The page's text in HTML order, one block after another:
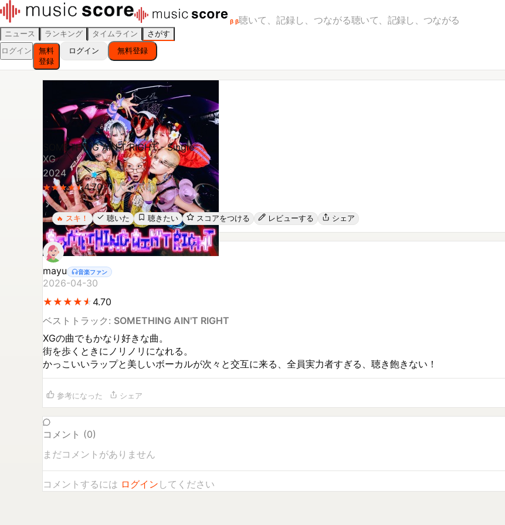
β β聴いて、記録し、つながる聴いて、記録し、つながる
ニュース ランキング タイムライン
さがす
ログイン
無料
登録
ログイン 無料登録
SOMETHING AIN'T RIGHT - Single
XG
2024
★
★★
★★
★★
★★
★4.70（1人が評価）
🔥 スキ！ 聴いた 聴きたい スコアをつける レビューする シェア
mayu 音楽ファン
2026-04-30
★
★★
★★
★★
★★
★ 4.70
ベストトラック: SOMETHING AIN'T RIGHT
XGの曲でもかなり好きな曲。
街を歩くときにノリノリになれる。
かっこいいラップと美しいボーカルが次々と交互に来る、全員実力者すぎる、聴き飽きない！
参考になった シェア
コメント (0)
まだコメントがありません
コメントするには ログイン してください